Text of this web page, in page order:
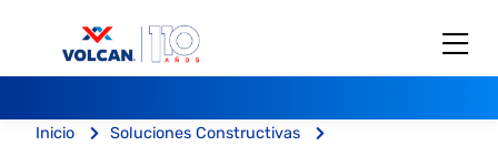
Inicio Soluciones Constructivas